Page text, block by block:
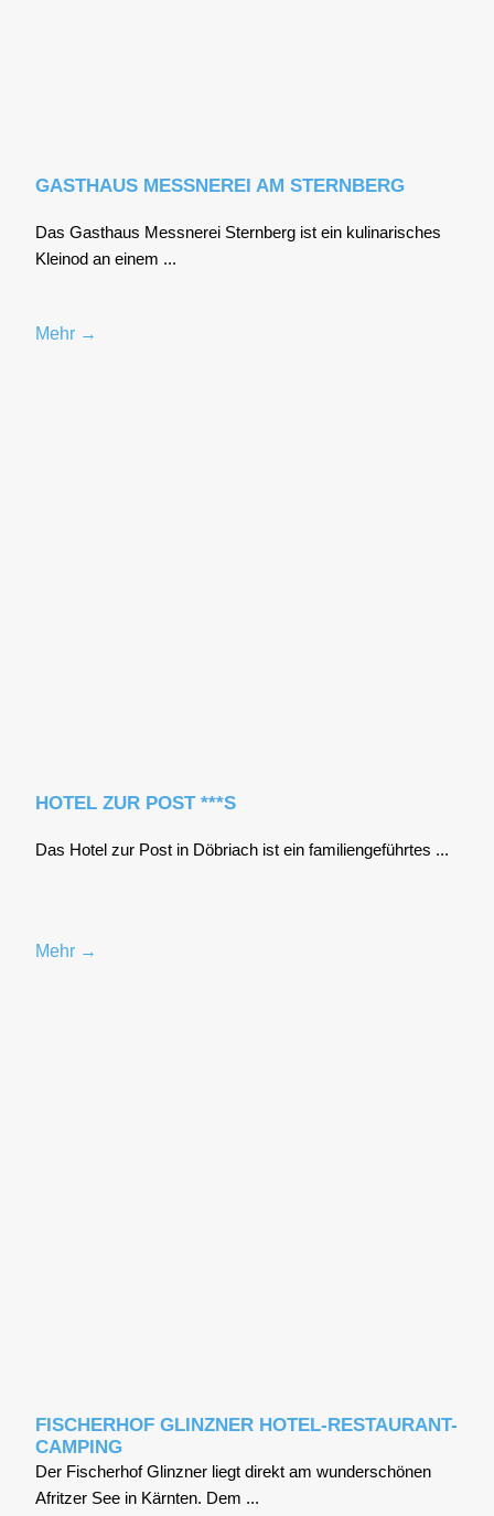
GASTHAUS MESSNEREI AM STERNBERG
Das Gast­haus Mess­ne­rei Stern­berg ist ein kuli­na­ri­sches
Klein­od an einem ...
Mehr →
HOTEL ZUR POST ***S
Das Hotel zur Post in Döbriach ist ein fami­li­en­ge­führ­tes ...
Mehr →
FISCHERHOF GLINZNER HOTEL-RESTAURANT-
CAMPING
Der Fischer­hof Glinz­ner liegt direkt am wun­der­schö­nen
Afrit­zer See in Kärn­ten. Dem ...